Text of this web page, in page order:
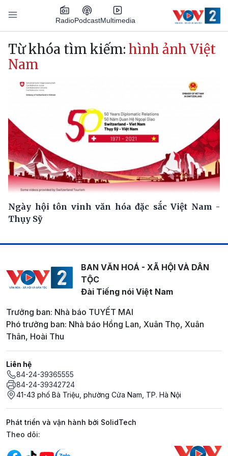
Nhảy đến nội dung
RadioPodcastMultimedia
Main navigation
Từ khóa tìm kiếm: hình ảnh Việt
Nam
Ngày hội tôn vinh văn hóa đặc sắc Việt Nam -
Thụy Sỹ
BAN VĂN HOÁ - XÃ HỘI VÀ DÂN
TỘC
Đài Tiếng nói Việt Nam
Trưởng ban: Nhà báo TUYẾT MAI
Phó trưởng ban: Nhà báo Hồng Lan, Xuân Thọ, Xuân
Thân, Hoài Thu
Liên hệ
84-24-39365555
84-24-39342724
41-43 phố Bà Triệu, phường Cửa Nam, TP. Hà Nội
Phát triển và vận hành bởi SolidTech
Mạng xã hội
Theo dõi: